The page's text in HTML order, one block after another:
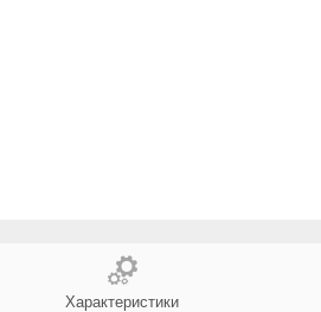
Характеристики